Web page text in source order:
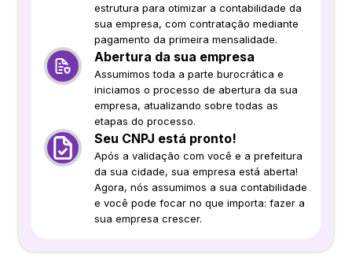
estrutura para otimizar a contabilidade da
sua empresa, com contratação mediante
pagamento da primeira mensalidade.
Abertura da sua empresa
Assumimos toda a parte burocrática e
iniciamos o processo de abertura da sua
empresa, atualizando sobre todas as
etapas do processo.
Seu CNPJ está pronto!
Após a validação com você e a prefeitura
da sua cidade, sua empresa está aberta!
Agora, nós assumimos a sua contabilidade
e você pode focar no que importa: fazer a
sua empresa crescer.